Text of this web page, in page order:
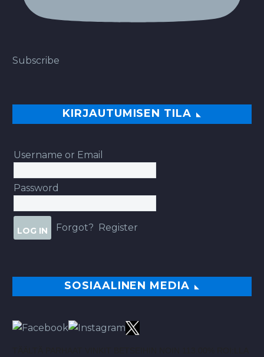
Subscribe
KIRJAUTUMISEN TILA
Username or Email
Password
Forgot? Register
SOSIAALINEN MEDIA